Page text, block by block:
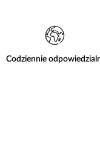
Codziennie